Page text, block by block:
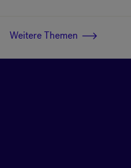
Weitere Themen